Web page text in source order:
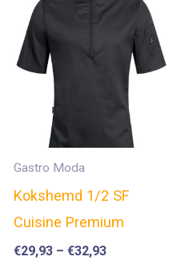
Gastro Moda
Kokshemd 1/2 SF
Cuisine Premium
€29,93 – €32,93